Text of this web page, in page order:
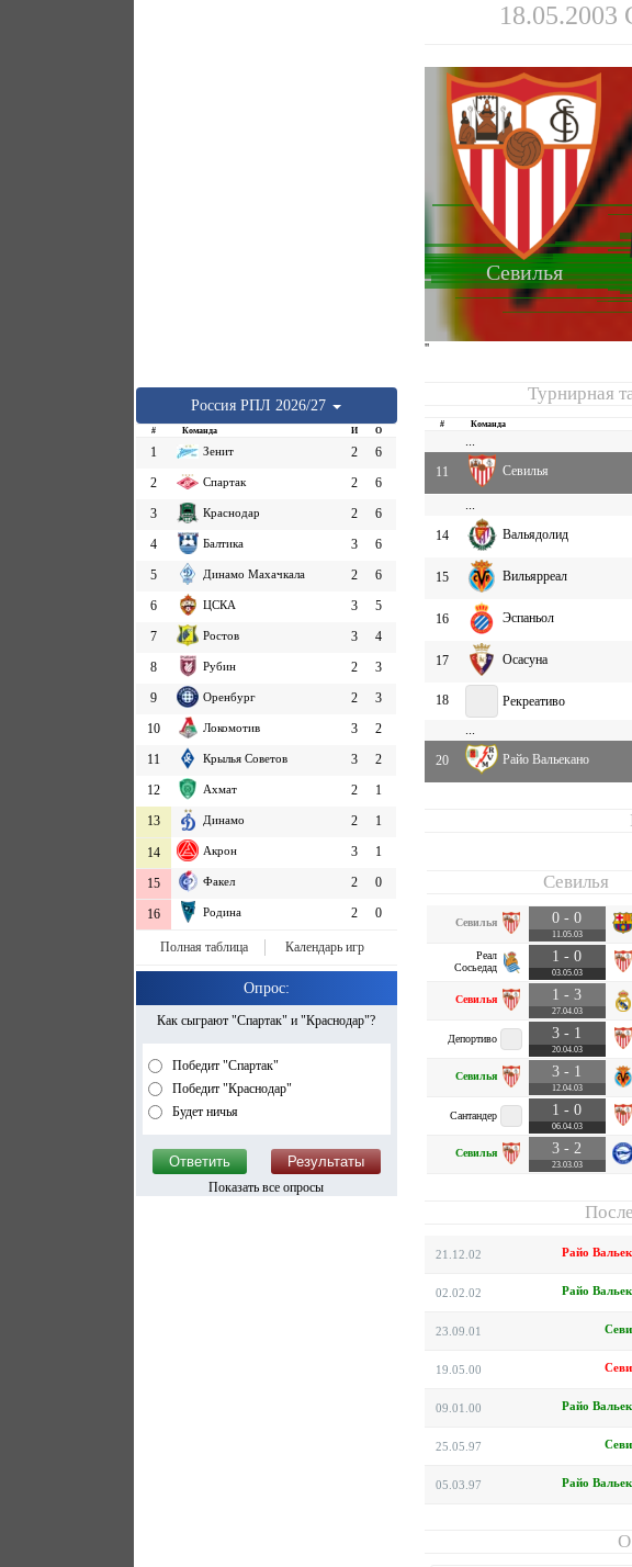
Россия РПЛ 2026/27
# Команда И О
1 Зенит 2
6
2
Спартак 2
6
3
Краснодар 2
6
4
Балтика 3
6
5
Динамо Махачкала 2
6
6
ЦСКА 3
5
7
Ростов 3
4
8
Рубин 2
3
9
Оренбург 2
3
10
Локомотив 3
2
11
Крылья Советов 3
2
12
Ахмат 2
1
13
Динамо 2 1
14 Акрон 3 1
15 Факел 2 0
16 Родина 2 0
Полная таблица Календарь игр
Опрос:
Как сыграют "Спартак" и "Краснодар"?
Победит "Спартак"
Победит "Краснодар"
Будет ничья
Показать все опросы
18.05.2003
Севилья
''
Турнирная
# Команда
...
11
Севилья
...
14
Вальядолид
15 Вильярреал
16 Эспаньол
17 Осасуна
18 Рекреативо
...
20
Райо Вальекано
Севилья
Севилья 0 - 0
11.05.03
Реал
Сосьедад
1 - 0
03.05.03
Севилья 1 - 3
27.04.03
Депортиво 3 - 1
20.04.03
Севилья 3 - 1
12.04.03
Сантандер 1 - 0
06.04.03
Севилья 3 - 2
23.03.03
21.12.02 Райо
02.02.02 Райо
23.09.01
19.05.00
09.01.00 Райо
25.05.97
05.03.97 Райо
О